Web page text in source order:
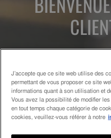
J’accepte que ce site web utilise des
permettant de vous proposer ce site
informations quant à son utilisation et
Vous avez la possibilité de modifier
en tout temps chaque catégorie de
cookies, veuillez-vous référer à notre